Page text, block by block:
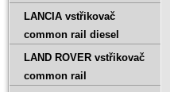
LANCIA vstřikovač
common rail diesel
LAND ROVER vstřikovač
common rail